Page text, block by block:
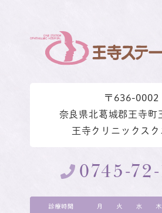
〒636-0002
奈良県北葛城郡王寺
王寺クリニックス
0745-